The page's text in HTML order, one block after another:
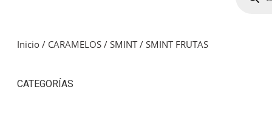
Inicio / CARAMELOS / SMINT/ SMINT FRUTAS
CATEGORÍAS